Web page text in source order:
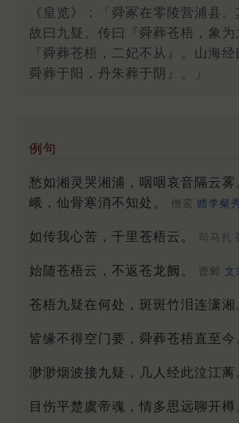
《皇览》：「舜冢在零陵营浦县。
故曰九疑。传曰『舜葬苍梧，象为
『舜葬苍梧，二妃不从』。山海
舜葬于阳，丹朱葬于阴』。」
例句
愁如湘灵哭湘浦，咽咽哀音隔云雾
峨，仙骨寒消不知处。 僧鸾 赠李粲
如传我心苦，千里苍梧云。 司马扎
始随苍梧云，不返苍龙阙。 曹邺 文
苍梧九疑在何处，斑斑竹泪连潇湘
皆缘不得空门要，舜葬苍梧直至今
渺渺烟波接九疑，几人经此泣江蓠
目伤平楚虞帝魂，情多思远聊开樽